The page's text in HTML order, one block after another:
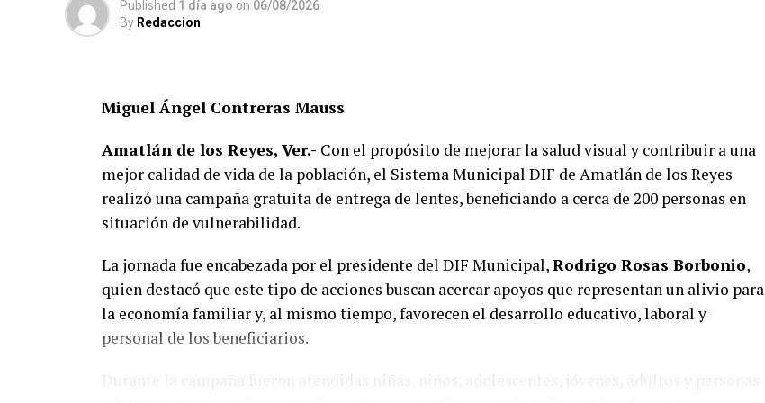
bienestar, podría dar lugar a responsabilidades conforme a la legislación aplicable.
responsable de mascotas —mantenerlas dentro de los domicilios o bajo control de sus
propietarios— y no en ordenar que todos los perros permanezcan amarrados.
Hasta el momento, la Agencia Municipal de Xocotla no ha informado el reglamento o
cuenta para aplicar dichas sanciones.
Published 1 día ago on 06/08/2026
By Redaccion
Miguel Ángel Contreras Mauss
Amatlán de los Reyes, Ver.- Con el propósito de mejorar la salud visual y contribuir a una
mejor calidad de vida de la población, el Sistema Municipal DIF de Amatlán de los Reyes
realizó una campaña gratuita de entrega de lentes, beneficiando a cerca de 200 personas en
situación de vulnerabilidad.
La jornada fue encabezada por el presidente del DIF Municipal,Rodrigo Rosas Borbonio,
quien destacó que este tipo de acciones buscan acercar apoyos que representan un alivio para
la economía familiar y, al mismo tiempo, favorecen el desarrollo educativo, laboral y
personal de los beneficiarios.